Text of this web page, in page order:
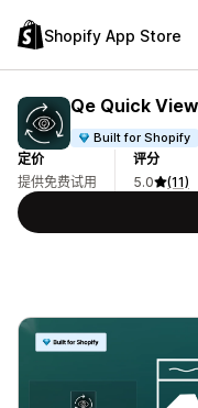
Shopify App Store
Qe Quick
Built for Shopify
定价
提供免费试用
评分
5.0
(11)